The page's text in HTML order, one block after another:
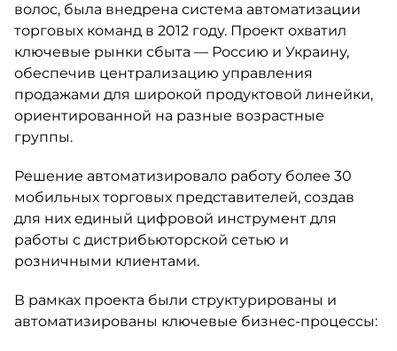
волос, была внедрена система автоматизации
торговых команд в 2012 году. Проект охватил
ключевые рынки сбыта — Россию и Украину,
обеспечив централизацию управления
продажами для широкой продуктовой линейки,
ориентированной на разные возрастные
группы.
Решение автоматизировало работу более 30
мобильных торговых представителей, создав
для них единый цифровой инструмент для
работы с дистрибьюторской сетью и
розничными клиентами.
В рамках проекта были структурированы и
автоматизированы ключевые бизнес-процессы: